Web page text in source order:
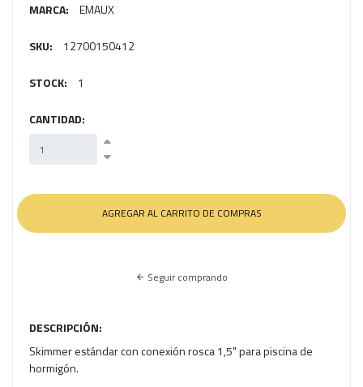
MARCA: EMAUX
SKU: 12700150412
STOCK: 1
CANTIDAD:
Seguir comprando
DESCRIPCIÓN:
Skimmer estándar con conexión rosca 1,5" para piscina de
hormigón.